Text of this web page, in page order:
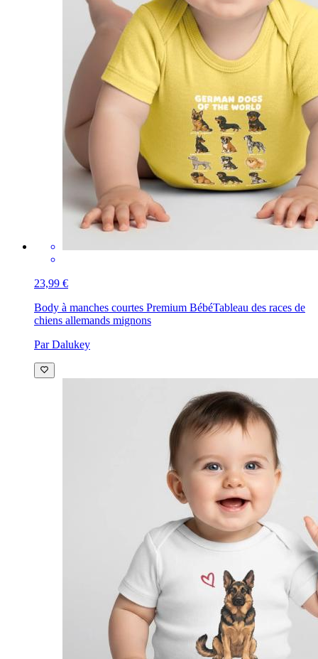
23,99 €
Body à manches courtes Premium BébéTableau des races de
chiens allemands mignons
Par Dalukey